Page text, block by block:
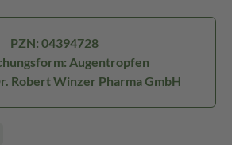
PZN: 04394728
Augentropfen
Robert Winzer Pharma GmbH